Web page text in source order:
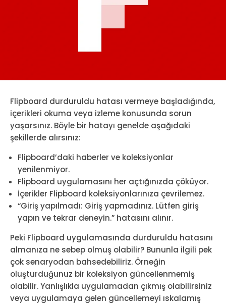
Flipboard durduruldu hatası vermeye başladığında,
içerikleri okuma veya izleme konusunda sorun
yaşarsınız. Böyle bir hatayı genelde aşağıdaki
şekillerde alırsınız:
Flipboard’daki haberler ve koleksiyonlar
yenilenmiyor.
Flipboard uygulamasını her açtığınızda çöküyor.
İçerikler Flipboard koleksiyonlarınıza çevrilemez.
“Giriş yapılmadı: Giriş yapmadınız. Lütfen giriş
yapın ve tekrar deneyin.” hatasını alınır.
Peki Flipboard uygulamasında durduruldu hatasını
almanıza ne sebep olmuş olabilir? Bununla ilgili pek
çok senaryodan bahsedebiliriz. Örneğin
oluşturduğunuz bir koleksiyon güncellenmemiş
olabilir. Yanlışlıkla uygulamadan çıkmış olabilirsiniz
veya uygulamaya gelen güncellemeyi ıskalamış